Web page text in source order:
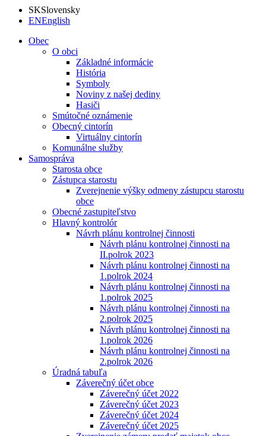
SKSlovensky
ENEnglish
Obec
O obci
Základné informácie
História
Symboly
Noviny z našej dediny
Hasiči
Smútočné oznámenie
Obecný cintorín
Virtuálny cintorín
Komunálne služby
Samospráva
Starosta obce
Zástupca starostu
Zverejnenie výšky odmeny zástupcu starostu
obce
Obecné zastupiteľstvo
Hlavný kontrolór
Návrh plánu kontrolnej činnosti
Návrh plánu kontrolnej činnosti na
II.polrok 2023
Návrh plánu kontrolnej činnosti na
1.polrok 2024
Návrh plánu kontrolnej činnosti na
1.polrok 2025
Návrh plánu kontrolnej činnosti na
2.polrok 2025
Návrh plánu kontrolnej činnosti na
1.polrok 2026
Návrh plánu kontrolnej činnosti na
2.polrok 2026
Úradná tabuľa
Záverečný účet obce
Záverečný účet 2022
Záverečný účet 2023
Záverečný účet 2024
Záverečný účet 2025